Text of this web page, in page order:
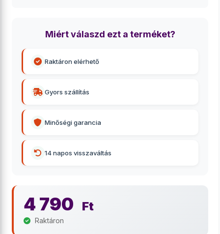
Miért válaszd ezt a terméket?
Raktáron elérhető
Gyors szállítás
Minőségi garancia
14 napos visszaváltás
4 790 Ft
Raktáron